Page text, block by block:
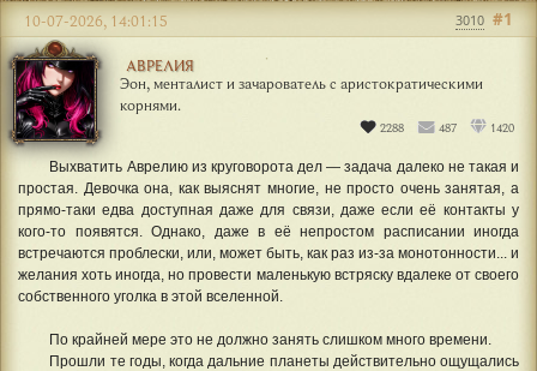
АВРЕЛИЯ
Эон, менталист и зачарователь с аристократическими
корнями.
2288 487 1420
#1
10-07-2026, 14:01:15 3010
Выхватить Аврелию из круговорота дел — задача далеко не такая и
простая. Девочка она, как выяснят многие, не просто очень занятая, а
прямо-таки едва доступная даже для связи, даже если её контакты у
кого-то появятся. Однако, даже в её непростом расписании иногда
встречаются проблески, или, может быть, как раз из-за монотонности... и
желания хоть иногда, но провести маленькую встряску вдалеке от своего
собственного уголка в этой вселенной.
По крайней мере это не должно занять слишком много времени.
Прошли те годы, когда дальние планеты действительно ощущались